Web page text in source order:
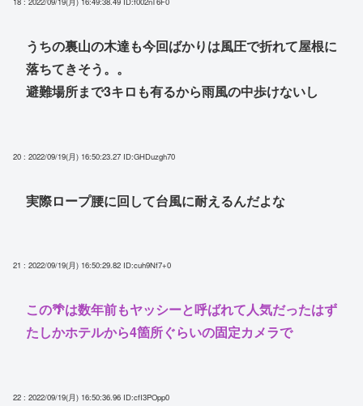
うちの裏山の木達も今回ばかりは風圧で折れて屋根に
落ちてきそう。。
避難場所まで3キロも有るから雨風の中歩けないし
20 : 2022/09/19(月) 16:50:23.27 ID:GHDuzgh70
実際ロープ腰に回して台風に耐えるんだよな
21 : 2022/09/19(月) 16:50:29.82 ID:cuh9Nf7+0
この🌴は数年前もヤッシーと呼ばれて人気だったはず
たしかホテルから4箇所ぐらいの固定カメラで
22 : 2022/09/19(月) 16:50:36.96 ID:cfI3POpp0